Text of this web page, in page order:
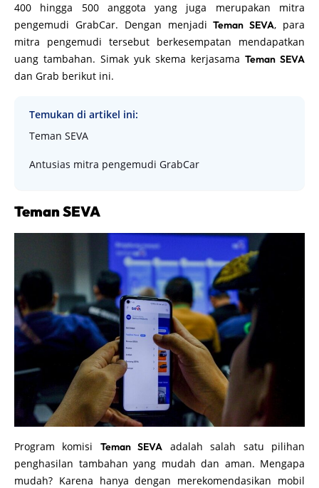
400 hingga 500 anggota yang juga merupakan mitra
pengemudi GrabCar. Dengan menjadiTeman SEVA, para
mitra pengemudi tersebut berkesempatan mendapatkan
uang tambahan. Simak yuk skema kerjasama Teman SEVA
dan Grab berikut ini.
Temukan di artikel ini:
Teman SEVA
Antusias mitra pengemudi GrabCar
Teman SEVA
Program komisi Teman SEVA adalah salah satu pilihan
penghasilan tambahan yang mudah dan aman. Mengapa
mudah? Karena hanya dengan merekomendasikan mobil